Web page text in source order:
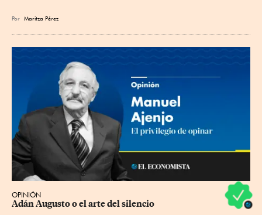
Por Maritza Pérez
OPINIÓN
Adán Augusto o el arte del silencio